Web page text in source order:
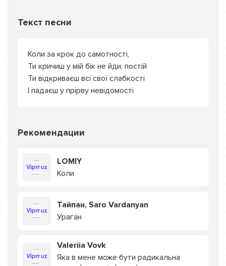
Текст песни
Коли за крок до самотності,
Ти кричиш у мій бік не йди, постій
Ти відкриваєш всі свої слабкості
І падаєш у прірву невідомості
Рекомендации
LOMIY
Коли
Тайпан, Saro Vardanyan
Ураган
Valeriia Vovk
Яка в мене може бути радикальна